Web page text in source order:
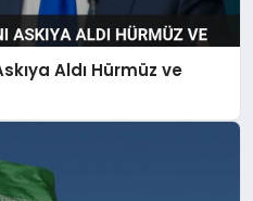
Aldı Hürmüz ve